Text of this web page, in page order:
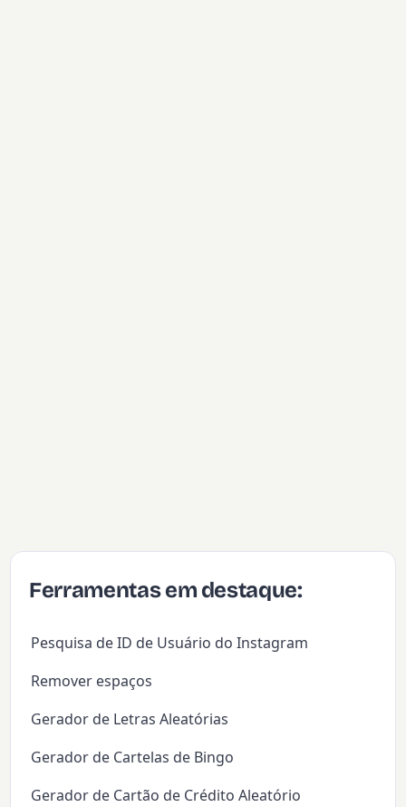
Ferramentas em destaque:
Pesquisa de ID de Usuário do Instagram
Remover espaços
Gerador de Letras Aleatórias
Gerador de Cartelas de Bingo
Gerador de Cartão de Crédito Aleatório